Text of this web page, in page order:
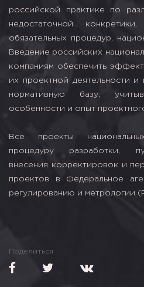
российской практике по
недостаточной
обязательных процедур,
Введение российских
компаниям обеспечить
их проектной деятельности и
нормативную базу,
особенности и опыт
Все проекты
процедуру разработки,
внесения корректировок и
проектов в Федеральное
регулированию и метрологии
Поделиться